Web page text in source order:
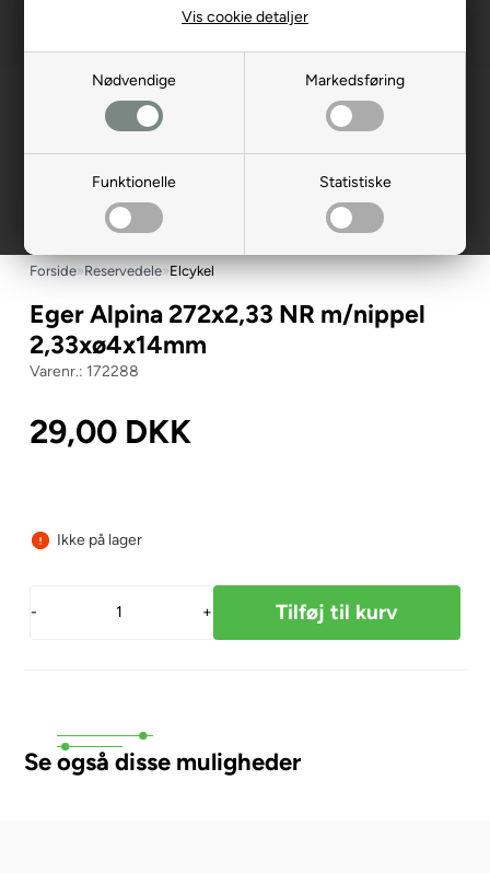
Nødvendige Markedsføring
Funktionelle Statistiske
Vis cookie detaljer
Forside»Reservedele»Elcykel
Eger Alpina 272x2,33 NR m/nippel
2,33xø4x14mm
172288
29,00 DKK
Ikke på lager
- +
Se også disse muligheder